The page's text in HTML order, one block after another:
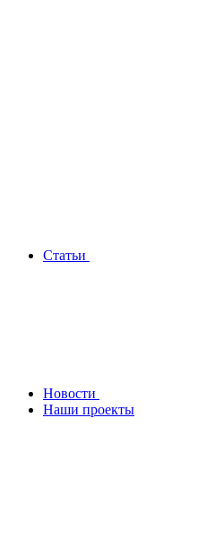
Статьи
Новости
Наши проекты